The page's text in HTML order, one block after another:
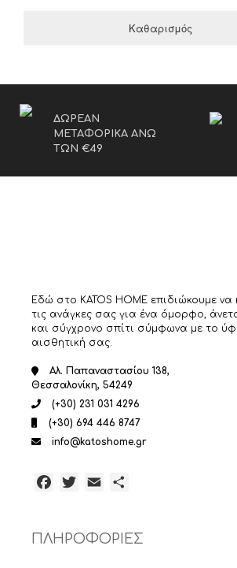
Καθαρισμός
ΔΩΡΕΑΝ
ΜΕΤΑΦΟΡΙΚΑ ΑΝΩ
ΤΩΝ €49
Εδώ στο KATOS HOME επιδιώκουμε να
τις ανάγκες σας για ένα όμορφο,
και σύγχρονο σπίτι σύμφωνα με το
αισθητική σας.
Αλ. Παπαναστασίου 138,
Θεσσαλονίκη, 54249
(+30) 231 031 4296
(+30) 694 446 8747
info@katoshome.gr
Facebook
TwitterEmail
ΠΛΗΡΟΦΟΡΙΕΣ